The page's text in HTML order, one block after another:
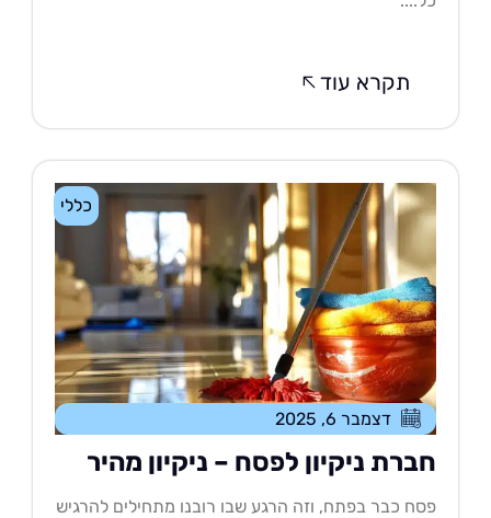
תקרא עוד
כללי
דצמבר 6, 2025
ניקיון לפסח – ניקיון מהיר
כבר בפתח, וזה הרגע שבו רובנו מתחילים להרגיש